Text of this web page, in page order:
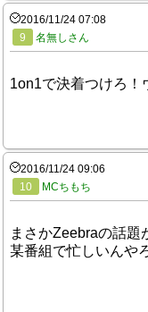
2016/11/24 07:08
9
名無しさん
1on1で決着つけろ！
2016/11/24 09:06
10
MCちもち
まさかZeebraの話題
某番組で忙しいんや